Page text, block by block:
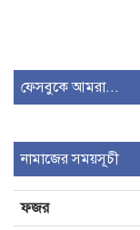
ফেসবুকে আমরা...
নামাজের সময়সূচী
ফজর